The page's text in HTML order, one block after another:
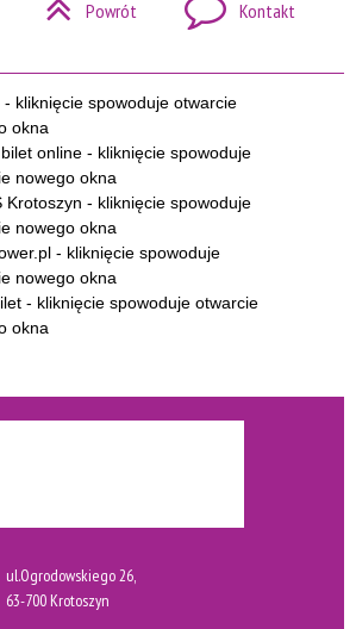
Powrót Kontakt
ul.Ogrodowskiego 26,
63-700 Krotoszyn